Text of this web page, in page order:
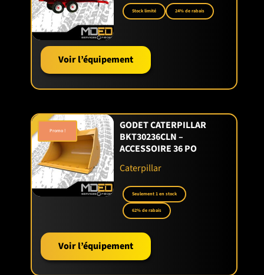
Stock limité 24% de rabais
Voir l’équipement
Promo !
GODET CATERPILLAR
BKT30236CLN –
ACCESSOIRE 36 PO
Caterpillar
Seulement 1 en stock
62% de rabais
Voir l’équipement